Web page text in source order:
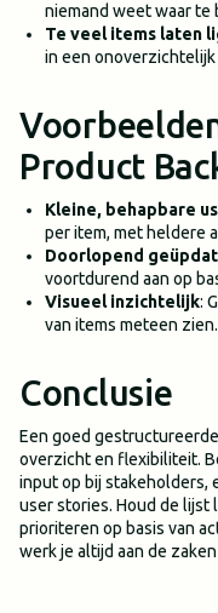
niemand weet waar te
Te veel items laten
in een onoverzichtelijk
Product
Kleine, behapbare
per item, met heldere
Doorlopend
voortdurend aan op
Visueel inzichtelijk:
van items meteen zien.
Conclusie
Een goed
overzicht en flexibiliteit.
input op bij stakeholders,
user stories. Houd de
prioriteren op basis van
werk je altijd aan de